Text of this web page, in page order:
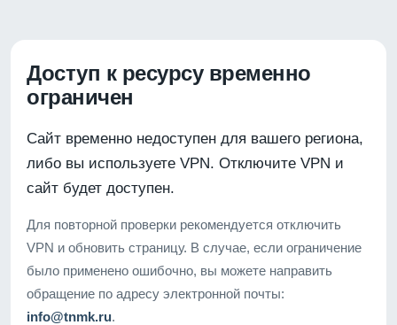
Доступ к ресурсу временно
ограничен
Сайт временно недоступен для вашего региона,
либо вы используете VPN. Отключите VPN и
сайт будет доступен.
Для повторной проверки рекомендуется отключить
VPN и обновить страницу. В случае, если ограничение
было применено ошибочно, вы можете направить
обращение по адресу электронной почты:
info@tnmk.ru.